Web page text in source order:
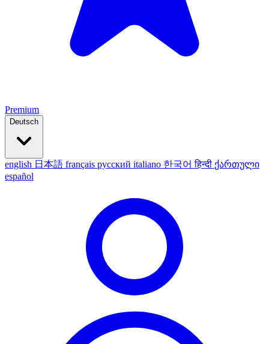
Premium
Deutsch
english 日本語 français русский italiano 한국어हिन्दी ქართული
español